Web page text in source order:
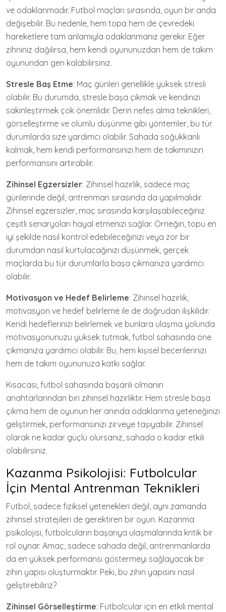
ve odaklanmadır. Futbol maçları sırasında, oyun bir anda
değişebilir. Bu nedenle, hem topa hem de çevredeki
hareketlere tam anlamıyla odaklanmanız gerekir. Eğer
zihniniz dağılırsa, hem kendi oyununuzdan hem de takım
oyunundan geri kalabilirsiniz.
Stresle Baş Etme: Maç günleri genellikle yüksek stresli
olabilir. Bu durumda, stresle başa çıkmak ve kendinizi
sakinleştirmek çok önemlidir. Derin nefes alma teknikleri,
görselleştirme ve olumlu düşünme gibi yöntemler, bu tür
durumlarda size yardımcı olabilir. Sahada soğukkanlı
kalmak, hem kendi performansınızı hem de takımınızın
performansını artırabilir.
Zihinsel Egzersizler: Zihinsel hazırlık, sadece maç
günlerinde değil, antrenman sırasında da yapılmalıdır.
Zihinsel egzersizler, maç sırasında karşılaşabileceğiniz
çeşitli senaryoları hayal etmenizi sağlar. Örneğin, topu en
iyi şekilde nasıl kontrol edebileceğinizi veya zor bir
durumdan nasıl kurtulacağınızı düşünmek, gerçek
maçlarda bu tür durumlarla başa çıkmanıza yardımcı
olabilir.
Motivasyon ve Hedef Belirleme: Zihinsel hazırlık,
motivasyon ve hedef belirleme ile de doğrudan ilişkilidir.
Kendi hedeflerinizi belirlemek ve bunlara ulaşma yolunda
motivasyonunuzu yüksek tutmak, futbol sahasında öne
çıkmanıza yardımcı olabilir. Bu, hem kişisel becerilerinizi
hem de takım oyununuza katkı sağlar.
Kısacası, futbol sahasında başarılı olmanın
anahtarlarından biri zihinsel hazırlıktır. Hem stresle başa
çıkma hem de oyunun her anında odaklanma yeteneğinizi
geliştirmek, performansınızı zirveye taşıyabilir. Zihinsel
olarak ne kadar güçlü olursanız, sahada o kadar etkili
olabilirsiniz.
Kazanma Psikolojisi: Futbolcular
İçin Mental Antrenman Teknikleri
Futbol, sadece fiziksel yetenekleri değil, aynı zamanda
zihinsel stratejileri de gerektiren bir oyun. Kazanma
psikolojisi, futbolcuların başarıya ulaşmalarında kritik bir
rol oynar. Amaç, sadece sahada değil, antrenmanlarda
da en yüksek performansı göstermeyi sağlayacak bir
zihin yapısı oluşturmaktır. Peki, bu zihin yapısını nasıl
geliştirebiliriz?
Zihinsel Görselleştirme: Futbolcular için en etkili mental